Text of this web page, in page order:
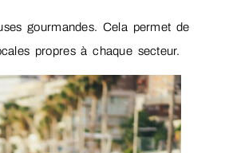
gourmandes. Cela permet de
propres à chaque secteur.